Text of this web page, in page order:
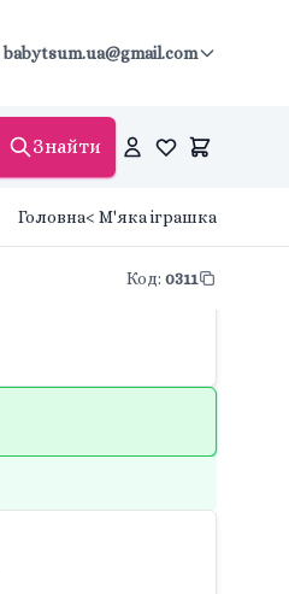
babytsum.ua@gmail.com
Знайти
Головна< М'яка іграшка
Код: 0311